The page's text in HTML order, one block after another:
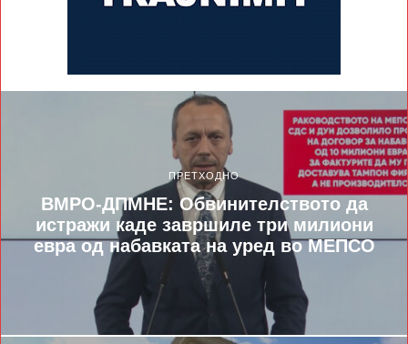
ПРЕТХОДНО
ВМРО-ДПМНЕ: Обвинителството да
истражи каде завршиле три милиони
евра од набавката на уред во МЕПСО